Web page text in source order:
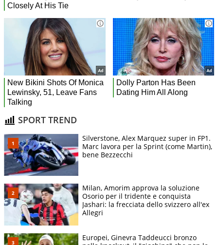
SPORT TREND
Silverstone, Alex Marquez super in FP1.
Marc lavora per la Sprint (come Martin),
bene Bezzecchi
Milan, Amorim approva la soluzione
Osorio per il tridente e conquista
Jashari: la frecciata dello svizzero all'ex
Allegri
Europei, Ginevra Taddeucci bronzo